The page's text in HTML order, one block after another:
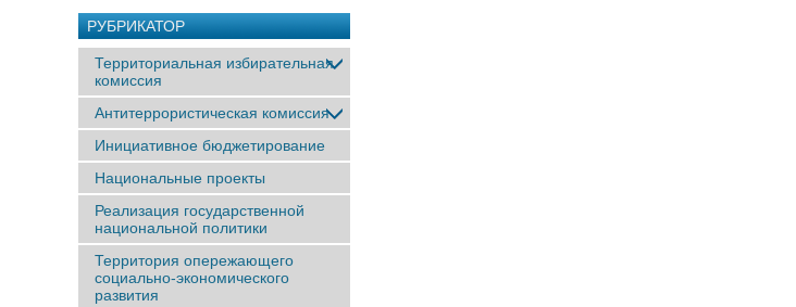
РУБРИКАТОР
Территориальная избирательная
комиссия
Антитеррористическая комиссия
Инициативное бюджетирование
Национальные проекты
Реализация государственной
национальной политики
Территория опережающего
социально-экономического
развития